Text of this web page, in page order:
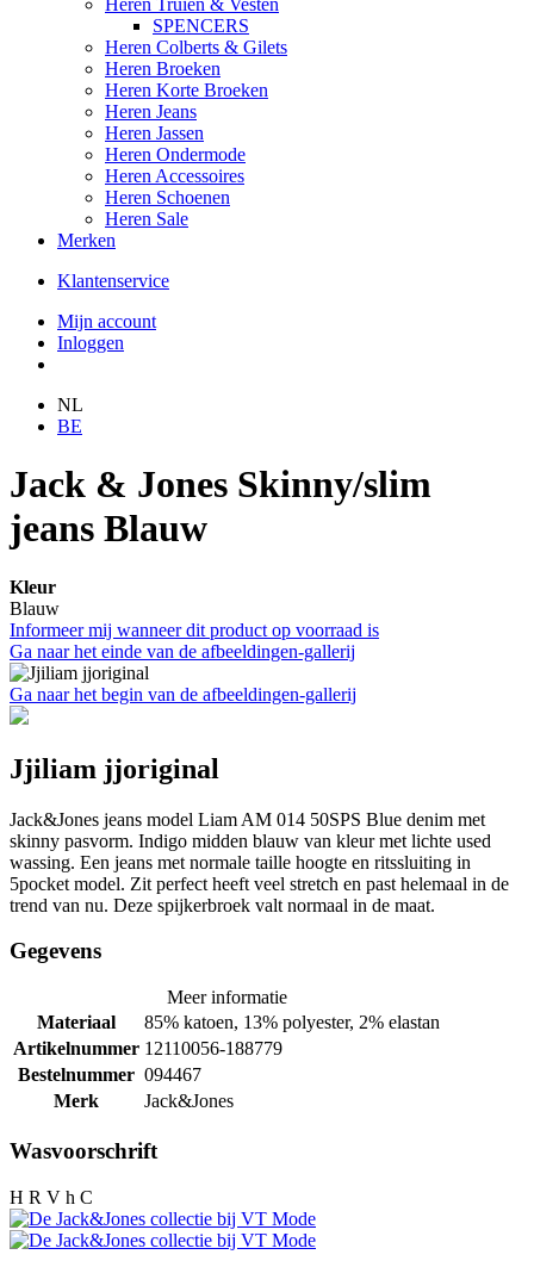
Heren Truien & Vesten
SPENCERS
Heren Colberts & Gilets
Heren Broeken
Heren Korte Broeken
Heren Jeans
Heren Jassen
Heren Ondermode
Heren Accessoires
Heren Schoenen
Heren Sale
Merken
Klantenservice
Mijn account
Inloggen
NL
BE
Jack & Jones Skinny/slim
jeans Blauw
Kleur
Blauw
Informeer mij wanneer dit product op voorraad is
Ga naar het einde van de afbeeldingen-gallerij
Ga naar het begin van de afbeeldingen-gallerij
Jjiliam jjoriginal
Jack&Jones jeans model Liam AM 014 50SPS Blue denim met
skinny pasvorm. Indigo midden blauw van kleur met lichte used
wassing. Een jeans met normale taille hoogte en ritssluiting in
5pocket model. Zit perfect heeft veel stretch en past helemaal in de
trend van nu. Deze spijkerbroek valt normaal in de maat.
Gegevens
Meer informatie
Materiaal
85% katoen, 13% polyester, 2% elastan
Artikelnummer 12110056-188779
Bestelnummer 094467
Merk
Jack&Jones
Wasvoorschrift
H R V h C